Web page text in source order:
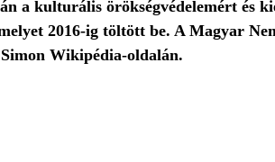
a kulturális örökségvédelemért és
2016-ig töltött be. A Magyar
Wikipédia-oldalán.